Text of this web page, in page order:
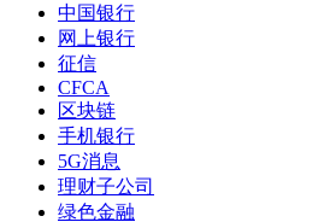
中国银行
网上银行
征信
CFCA
区块链
手机银行
5G消息
理财子公司
绿色金融